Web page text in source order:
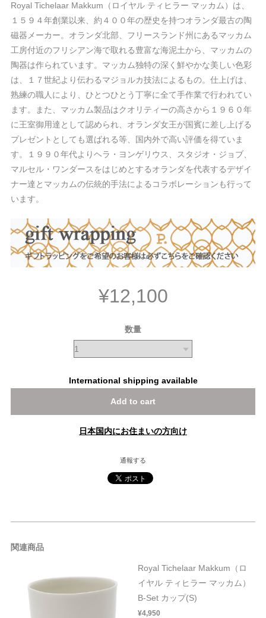
Royal Tichelaar Makkum（ロイヤル ティヒラー マッカム）は、
１５９４年創業以来、約４００年の歴史を持つオランダ最古の陶
磁器メーカー。オランダ北部、フリースランド州にあるマッカム
工房付近のフリシアン海で取れる豊富な海泥土から、マッカムの
陶器は作られています。マッカム独特の深く鮮やかな美しい色彩
は、１７世紀より伝わるマジョルカ技法によるもの。仕上げは、
熟練の職人により、ひとつひとう丁寧に全て手作業で行われてい
ます。また、マッカム製品はクオリティーの高さから１９６０年
に王室御用達として認められ、オランダ女王が国賓に差し上げる
プレゼントとしても選ばれる等、国内外で高い評価を得ていま
す。１９９０年代よりヘラ・ヨンゲリウス、スタジオ・ジョブ、
マルセル・ワンダースをはじめとするオランダを代表するデザイ
ナー達とマッカムの伝統的手法によるコラボレーションも行って
います。
¥12,100
数量
International shipping available
Add to cart
日本国内にお住まいの方向け
通報する
関連商品
Royal Tichelaar Makkum（ロ
イヤル ティヒラー マッカム）
B-Set カップ(S)
¥4,950